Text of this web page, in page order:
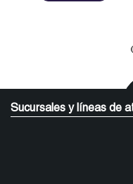
Sucursales y líneas de